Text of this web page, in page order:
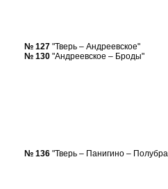
№ 127 "Тверь – Андреевское"
№ 130 "Андреевское – Броды"
№ 136 "Тверь – Панигино –